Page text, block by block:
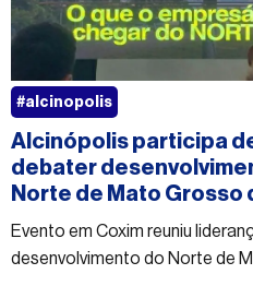
Alcinópolis participa
debater
Norte de Mato Grosso
Evento em Coxim reuniu
desenvolvimento do Norte de
#alcinopolis